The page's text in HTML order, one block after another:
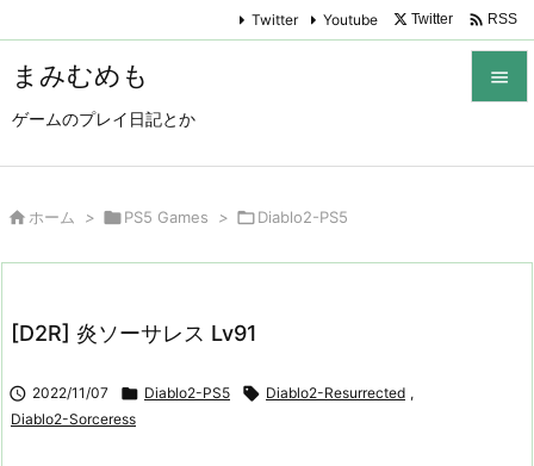
まみむめも
ゲームのプレイ日記とか

Twitter Youtube Twitter  RSS
 ホーム > PS5 Games > Diablo2-PS5
[D2R] 炎ソーサレス Lv91
 2022/11/07  Diablo2-PS5  Diablo2-Resurrected ,
Diablo2-Sorceress